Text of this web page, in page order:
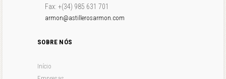
Fax: +(34) 985 631 701
armon@astillerosarmon.com
SOBRE NÓS
Início